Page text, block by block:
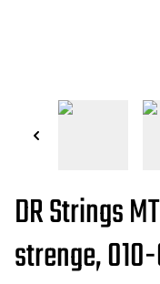
DR Strings
strenge,